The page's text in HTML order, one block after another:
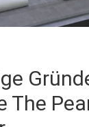
The